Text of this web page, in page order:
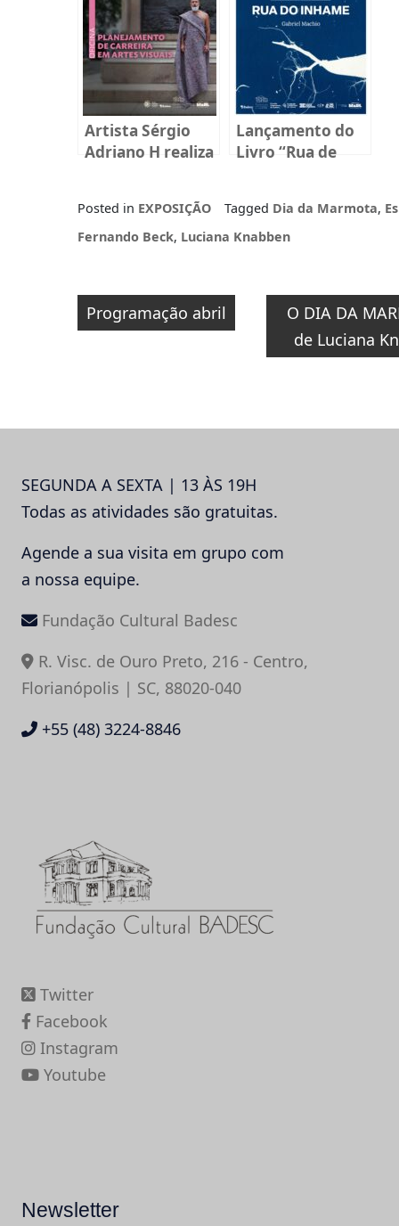
livros 2026
Artista Sérgio
Adriano H realiza
Cultural Badesc
Lançamento do
Livro “Rua de
Posted in EXPOSIÇÃO Tagged Dia da Marmota,
Fernando Beck, Luciana Knabben
Navegação
de
Programação abril
O DIA DA
de Luciana
SEGUNDA A SEXTA | 13 ÀS 19H
Todas as atividades são gratuitas.
Agende a sua visita em grupo com
a nossa equipe.
Fundação Cultural Badesc
R. Visc. de Ouro Preto, 216 - Centro,
Florianópolis | SC, 88020-040
+55 (48) 3224-8846
Twitter
Facebook
Instagram
Youtube
Newsletter